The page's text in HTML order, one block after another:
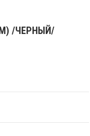
/ЧЕРНЫЙ/